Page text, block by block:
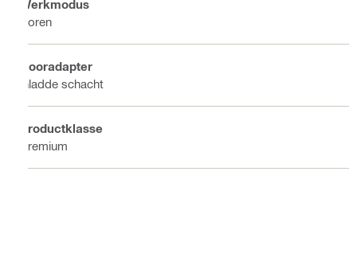
Werkmodus
Boren
Booradapter
Gladde schacht
Productklasse
Premium